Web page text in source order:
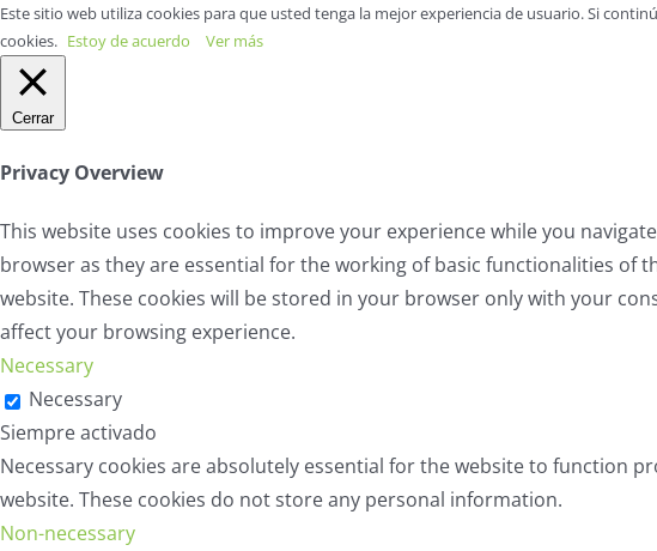
Este sitio web utiliza cookies para que usted tenga la mejor experiencia de usuario. Si
cookies. Estoy de acuerdo Ver más
Cerrar
Privacy Overview
This website uses cookies to improve your experience while you
browser as they are essential for the working of basic functionalities of
website. These cookies will be stored in your browser only with your
affect your browsing experience.
Necessary
Necessary
Siempre activado
Necessary cookies are absolutely essential for the website to function
website. These cookies do not store any personal information.
Non-necessary